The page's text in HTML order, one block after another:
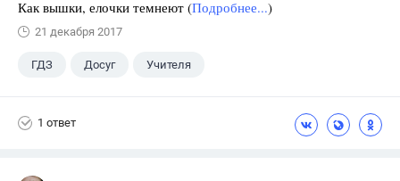
Как вышки, елочки темнеют (Подробнее...)
21 декабря 2017
ГДЗ Досуг Учителя
1 ответ